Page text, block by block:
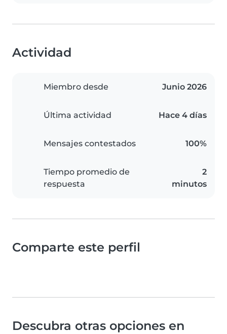
Actividad
Miembro desde Junio 2026
Última actividad Hace 4 días
Mensajes contestados 100%
Tiempo promedio de
respuesta
2
minutos
Comparte este perfil
Descubra otras opciones en